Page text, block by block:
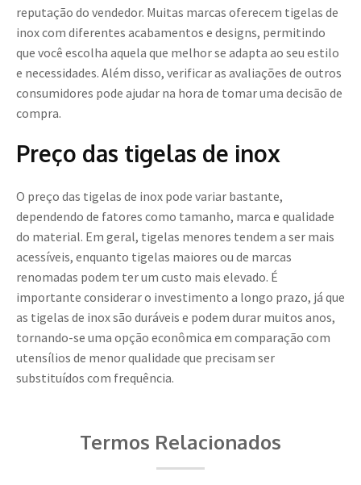
reputação do vendedor. Muitas marcas oferecem tigelas de
inox com diferentes acabamentos e designs, permitindo
que você escolha aquela que melhor se adapta ao seu estilo
e necessidades. Além disso, verificar as avaliações de outros
consumidores pode ajudar na hora de tomar uma decisão de
compra.
Preço das tigelas de inox
O preço das tigelas de inox pode variar bastante,
dependendo de fatores como tamanho, marca e qualidade
do material. Em geral, tigelas menores tendem a ser mais
acessíveis, enquanto tigelas maiores ou de marcas
renomadas podem ter um custo mais elevado. É
importante considerar o investimento a longo prazo, já que
as tigelas de inox são duráveis e podem durar muitos anos,
tornando-se uma opção econômica em comparação com
utensílios de menor qualidade que precisam ser
substituídos com frequência.
Termos Relacionados